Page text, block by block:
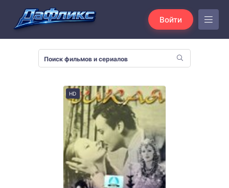
Войти
HD